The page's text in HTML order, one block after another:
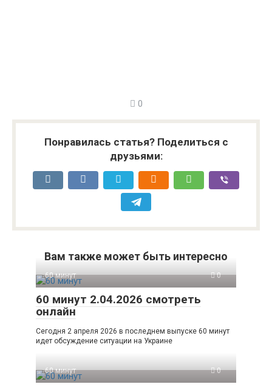
0
Понравилась статья? Поделиться с
друзьями:
Вам также может быть интересно
60 минут 0
60 минут 2.04.2026 смотреть
онлайн
Сегодня 2 апреля 2026 в последнем выпуске 60 минут
идет обсуждение ситуации на Украине
60 минут 0